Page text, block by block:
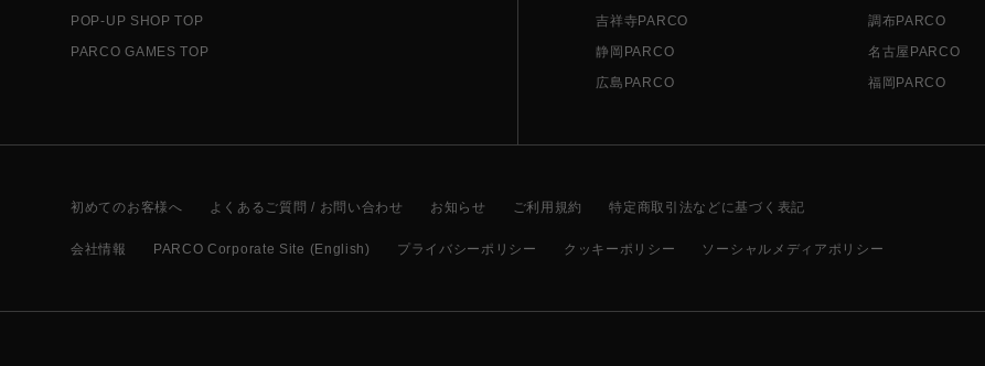
POP-UP SHOP TOP
PARCO GAMES TOP
吉祥寺PARCO
調布PARCO
静岡PARCO
名古屋PARCO
広島PARCO
福岡PARCO
初めてのお客様へ よくあるご質問 / お問い合わせ お知らせ ご利用規約 特定商取引法などに基づく表記
会社情報 PARCO Corporate Site (English) プライバシーポリシー クッキーポリシー ソーシャルメディアポリシー